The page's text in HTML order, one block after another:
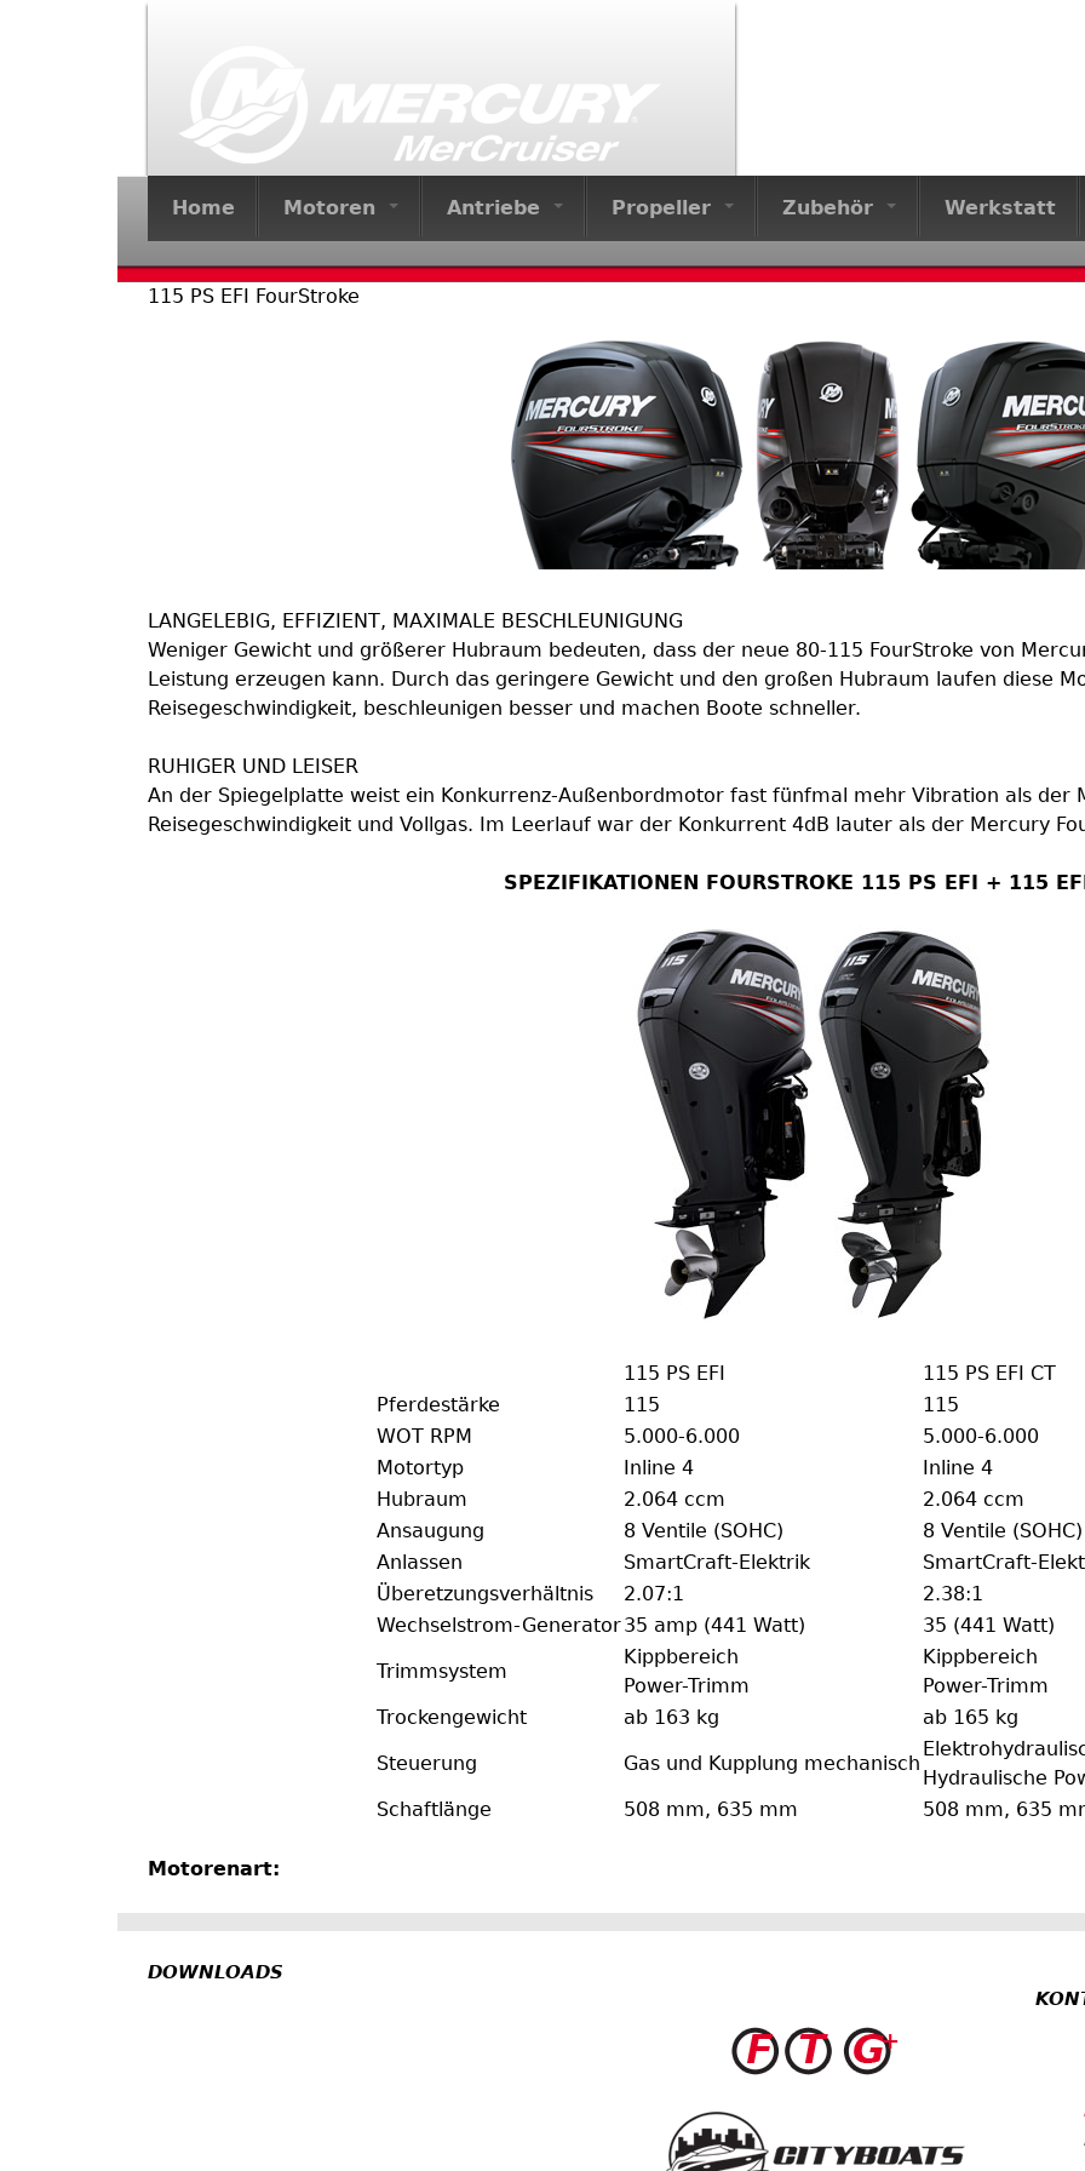
115 PS EFI FourStroke
LANGELEBIG, EFFIZIENT, MAXIMALE BESCHLEUNIGUNG
Weniger Gewicht und größerer Hubraum bedeuten, dass der neue 80-115 FourStroke von
Leistung erzeugen kann. Durch das geringere Gewicht und den großen Hubraum laufen diese
Reisegeschwindigkeit, beschleunigen besser und machen Boote schneller.
RUHIGER UND LEISER
An der Spiegelplatte weist ein Konkurrenz-Außenbordmotor fast fünfmal mehr Vibration als der
Reisegeschwindigkeit und Vollgas. Im Leerlauf war der Konkurrent 4dB lauter als der Mercury
SPEZIFIKATIONEN FOURSTROKE 115 PS EFI + 115
115 PS EFI
115 PS EFI CT
Pferdestärke
115
115
WOT RPM
5.000-6.000
5.000-6.000
Motortyp
Inline 4
Inline 4
Hubraum
2.064 ccm
2.064 ccm
Ansaugung
8 Ventile (SOHC)
8 Ventile (SOHC)
Anlassen
SmartCraft-Elektrik
SmartCraft-
Überetzungsverhältnis
2.07:1
2.38:1
Wechselstrom-Generator35 amp (441 Watt)
35 (441 Watt)
Trimmsystem
Kippbereich
Power-Trimm
Kippbereich
Power-Trimm
Trockengewicht
ab 163 kg
ab 165 kg
Steuerung
Gas und Kupplung mechanisch
Hydraulische
Schaftlänge
508 mm, 635 mm 508 mm, 635
Motorenart:
Home Motoren Antriebe Propeller Zubehör Werkstatt
DOWNLOADS